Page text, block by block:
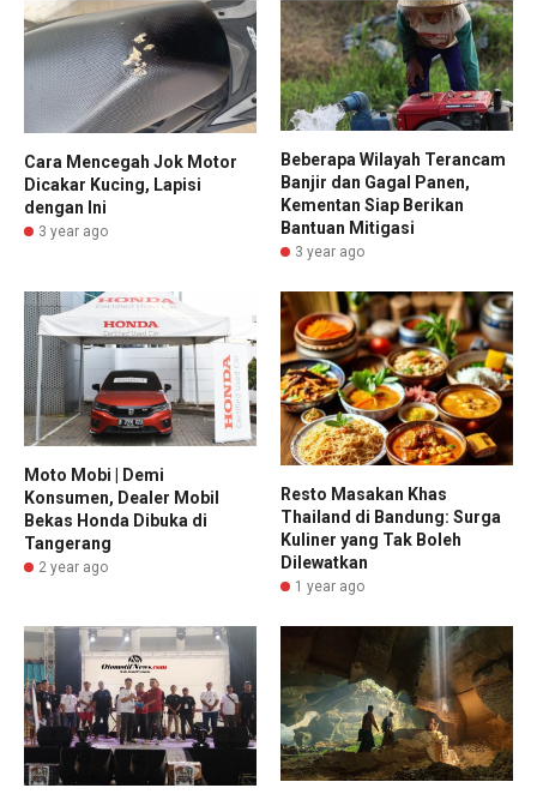
Cara Mencegah Jok Motor
Dicakar Kucing, Lapisi
dengan Ini
3 year ago
Beberapa Wilayah Terancam
Banjir dan Gagal Panen,
Kementan Siap Berikan
Bantuan Mitigasi
3 year ago
Moto Mobi | Demi
Konsumen, Dealer Mobil
Bekas Honda Dibuka di
Tangerang
2 year ago
Resto Masakan Khas
Thailand di Bandung: Surga
Kuliner yang Tak Boleh
Dilewatkan
1 year ago